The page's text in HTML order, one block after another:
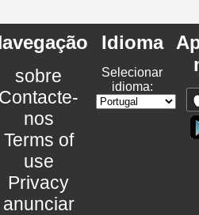
sobre
nos
Terms of
use
Privacy
anunciar
Idioma
Selecionar
idioma: